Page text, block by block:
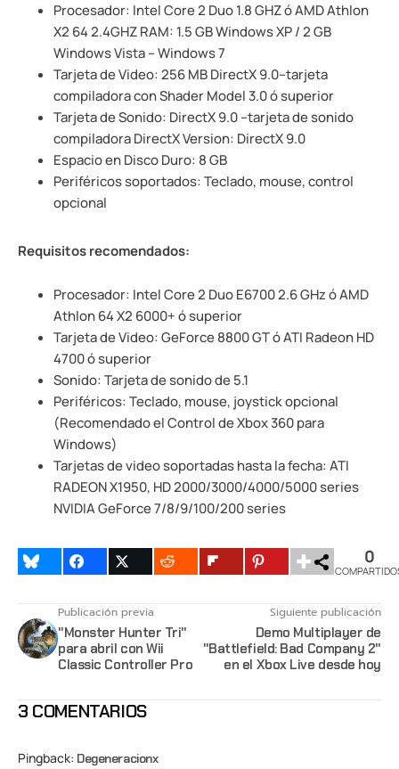
Procesador: Intel Core 2 Duo 1.8 GHZ ó AMD Athlon
X2 64 2.4GHZ RAM: 1.5 GB Windows XP / 2 GB
Windows Vista – Windows 7
Tarjeta de Video: 256 MB DirectX 9.0–tarjeta
compiladora con Shader Model 3.0 ó superior
Tarjeta de Sonido: DirectX 9.0 –tarjeta de sonido
compiladora DirectX Version: DirectX 9.0
Espacio en Disco Duro: 8 GB
Periféricos soportados: Teclado, mouse, control
opcional
Requisitos recomendados:
Procesador: Intel Core 2 Duo E6700 2.6 GHz ó AMD
Athlon 64 X2 6000+ ó superior
Tarjeta de Video: GeForce 8800 GT ó ATI Radeon HD
4700 ó superior
Sonido: Tarjeta de sonido de 5.1
Periféricos: Teclado, mouse, joystick opcional
(Recomendado el Control de Xbox 360 para
Windows)
Tarjetas de video soportadas hasta la fecha: ATI
RADEON X1950, HD 2000/3000/4000/5000 series
NVIDIA GeForce 7/8/9/100/200 series
0
Publicación previa
"Monster Hunter Tri"
para abril con Wii
Classic Controller Pro
Siguiente publicación
Demo Multiplayer de
"Battlefield: Bad Company 2"
en el Xbox Live desde hoy
3 COMENTARIOS
Pingback: Degeneracionx